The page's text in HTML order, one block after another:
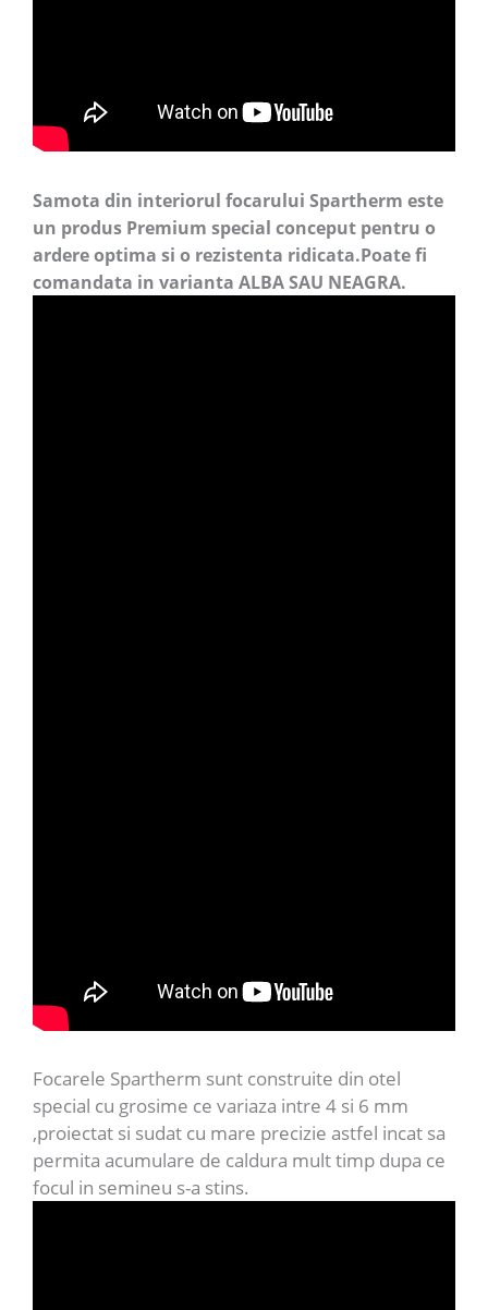
Samota din interiorul focarului Spartherm este
un produs Premium special conceput pentru o
ardere optima si o rezistenta ridicata.Poate fi
comandata in varianta ALBA SAU NEAGRA.
Focarele Spartherm sunt construite din otel
special cu grosime ce variaza intre 4 si 6 mm
,proiectat si sudat cu mare precizie astfel incat sa
permita acumulare de caldura mult timp dupa ce
focul in semineu s-a stins.